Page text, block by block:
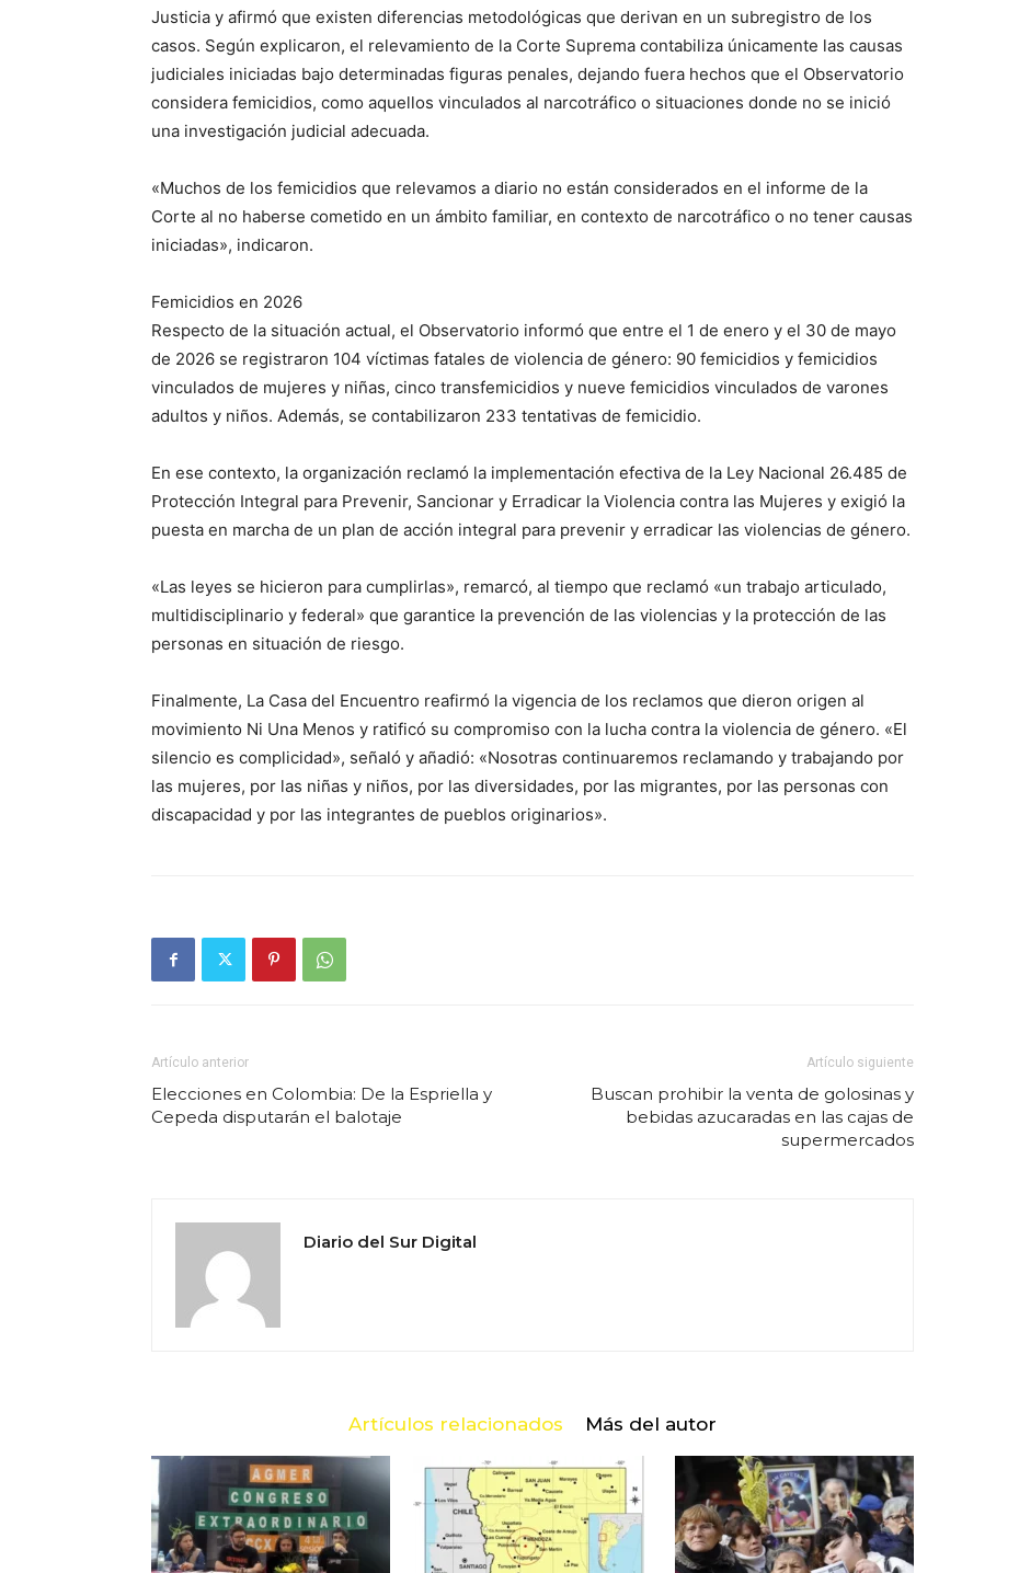
Justicia y afirmó que existen diferencias metodológicas que derivan en un subregistro de los
casos. Según explicaron, el relevamiento de la Corte Suprema contabiliza únicamente las causas
judiciales iniciadas bajo determinadas figuras penales, dejando fuera hechos que el Observatorio
considera femicidios, como aquellos vinculados al narcotráfico o situaciones donde no se inició
una investigación judicial adecuada.
«Muchos de los femicidios que relevamos a diario no están considerados en el informe de la
Corte al no haberse cometido en un ámbito familiar, en contexto de narcotráfico o no tener causas
iniciadas», indicaron.
Femicidios en 2026
Respecto de la situación actual, el Observatorio informó que entre el 1 de enero y el 30 de mayo
de 2026 se registraron 104 víctimas fatales de violencia de género: 90 femicidios y femicidios
vinculados de mujeres y niñas, cinco transfemicidios y nueve femicidios vinculados de varones
adultos y niños. Además, se contabilizaron 233 tentativas de femicidio.
En ese contexto, la organización reclamó la implementación efectiva de la Ley Nacional 26.485 de
Protección Integral para Prevenir, Sancionar y Erradicar la Violencia contra las Mujeres y exigió la
puesta en marcha de un plan de acción integral para prevenir y erradicar las violencias de género.
«Las leyes se hicieron para cumplirlas», remarcó, al tiempo que reclamó «un trabajo articulado,
multidisciplinario y federal» que garantice la prevención de las violencias y la protección de las
personas en situación de riesgo.
Finalmente, La Casa del Encuentro reafirmó la vigencia de los reclamos que dieron origen al
movimiento Ni Una Menos y ratificó su compromiso con la lucha contra la violencia de género. «El
silencio es complicidad», señaló y añadió: «Nosotras continuaremos reclamando y trabajando por
las mujeres, por las niñas y niños, por las diversidades, por las migrantes, por las personas con
discapacidad y por las integrantes de pueblos originarios».
Artículo anterior
Elecciones en Colombia: De la Espriella y
Cepeda disputarán el balotaje
Artículo siguiente
Buscan prohibir la venta de golosinas y
bebidas azucaradas en las cajas de
supermercados
Diario del Sur Digital
Artículos relacionados Más del autor